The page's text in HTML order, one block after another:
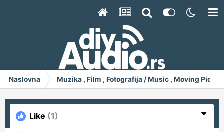
Naslovna Muzika , Film , Fotografija / Music , Moving
Like (1)